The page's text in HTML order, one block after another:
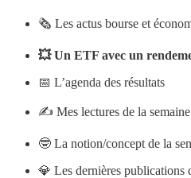
🗞️ Les actus bourse et
💥 Un ETF avec un
📅 L’agenda des résultats
✍️ Mes lectures de la semaine
🤓 La notion/concept de la
💎 Les dernières publications